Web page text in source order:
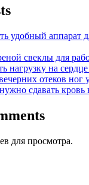
удобный аппарат
свеклы для
нагрузку на
отеков ног
сдавать кровь
для просмотра.